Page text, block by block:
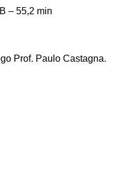
– 55,2 min
Prof. Paulo Castagna.